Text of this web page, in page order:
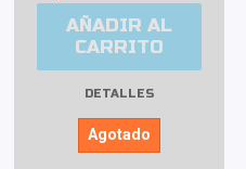
AÑADIR AL
CARRITO
DETALLES
Agotado